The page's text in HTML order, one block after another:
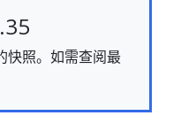
快照。如需查阅最